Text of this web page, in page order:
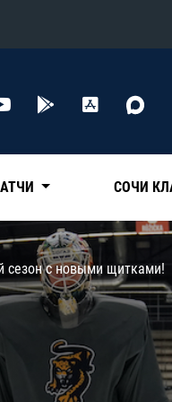
СОЧИ
с новыми щитками!